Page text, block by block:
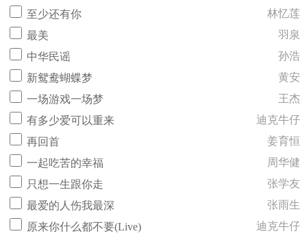
至少还有你
林忆莲
最美
羽泉
中华民谣
孙浩
新鸳鸯蝴蝶梦
黄安
一场游戏一场梦
王杰
有多少爱可以重来
迪克牛仔
再回首
姜育恒
一起吃苦的幸福
周华健
只想一生跟你走
张学友
最爱的人伤我最深
张雨生
原来你什么都不要(Live)
迪克牛仔